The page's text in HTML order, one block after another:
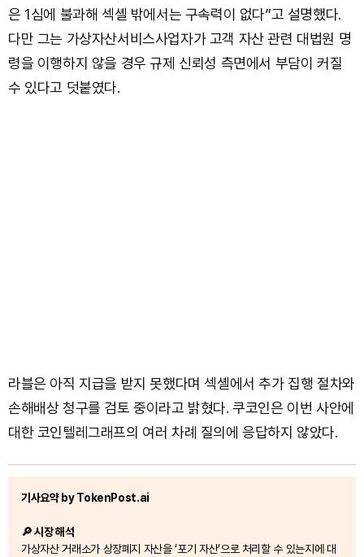
은 1심에 불과해 섹셸 밖에서는 구속력이 없다”고 설명했다.
다만 그는 가상자산서비스사업자가 고객 자산 관련 대법원 명
령을 이행하지 않을 경우 규제 신뢰성 측면에서 부담이 커질
수 있다고 덧붙였다.
라블은 아직 지급을 받지 못했다며 섹셸에서 추가 집행 절차와
손해배상 청구를 검토 중이라고 밝혔다. 쿠코인은 이번 사안에
대한 코인텔레그래프의 여러 차례 질의에 응답하지 않았다.
기사요약 by TokenPost.ai
🔎 시장 해석
가상자산 거래소가 상장폐지 자산을 ‘포기 자산’으로 처리할 수 있는지에 대